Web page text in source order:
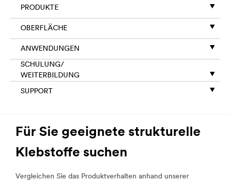
PRODUKTE
OBERFLÄCHE
ANWENDUNGEN
SCHULUNG/
WEITERBILDUNG
SUPPORT
Für Sie geeignete strukturelle
Klebstoffe suchen
Vergleichen Sie das Produktverhalten anhand unserer